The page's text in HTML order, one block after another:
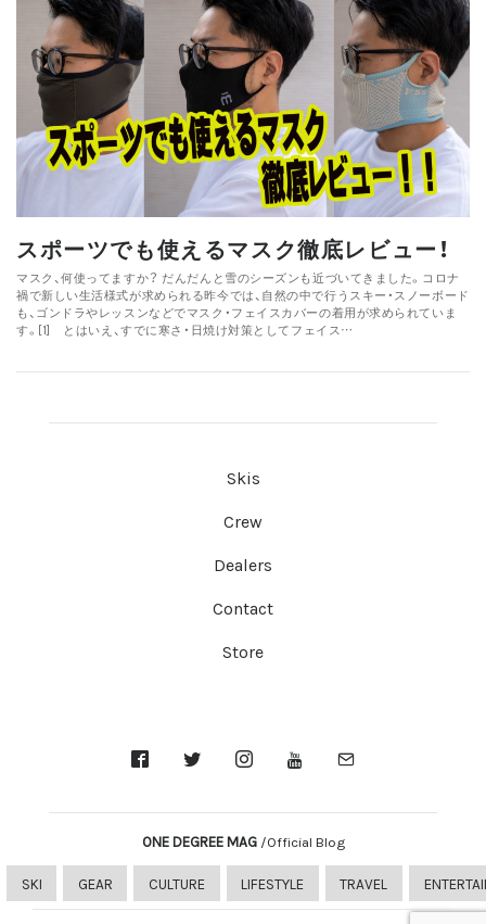
スポーツでも使えるマスク徹底レビュー！
マスク、何使ってますか？ だんだんと雪のシーズンも近づいてきました。コロナ
禍で新しい生活様式が求められる昨今では、自然の中で行うスキー・スノーボード
も、ゴンドラやレッスンなどでマスク・フェイスカバーの着用が求められていま
す。[1] とはいえ、すでに寒さ・日焼け対策としてフェイス…
Skis
Crew
Dealers
Contact
Store
ONE DEGREE MAG /Official Blog
SKI GEAR CULTURE LIFESTYLE TRAVEL